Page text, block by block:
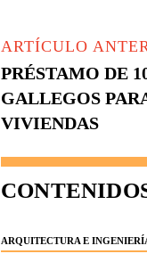
ARTÍCULO
PRÉSTAMO DE
GALLEGOS
VIVIENDAS
ARQUITECTURA E